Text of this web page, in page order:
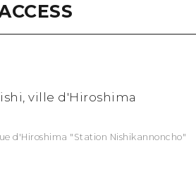
ville d'Hiroshima
d'Hiroshima "Station Nishikannoncho"